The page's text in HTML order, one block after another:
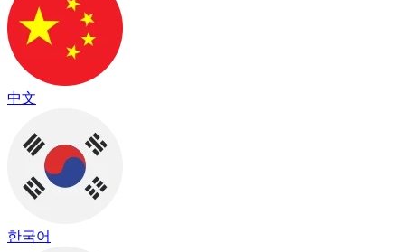
中文
한국어